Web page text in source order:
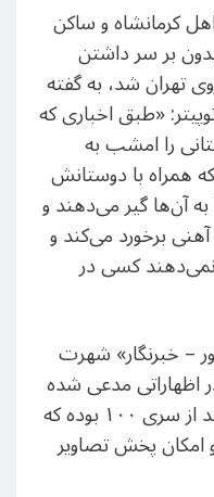
کرمانشاه و ساکن
بر سر داشتن
تهران شد، به گفته
«طبق اخباری که
را امشب به
همراه با دوستانش
آن‌ها گیر می‌دهند و
برخورد می‌کند و
کسی در
– خبرنگار» شهرت
اظهاراتی مدعی شده
که قطار متروی حامل آرمیتا گراوند از سری ۱۰۰ بوده که
امکان پخش تصاویر